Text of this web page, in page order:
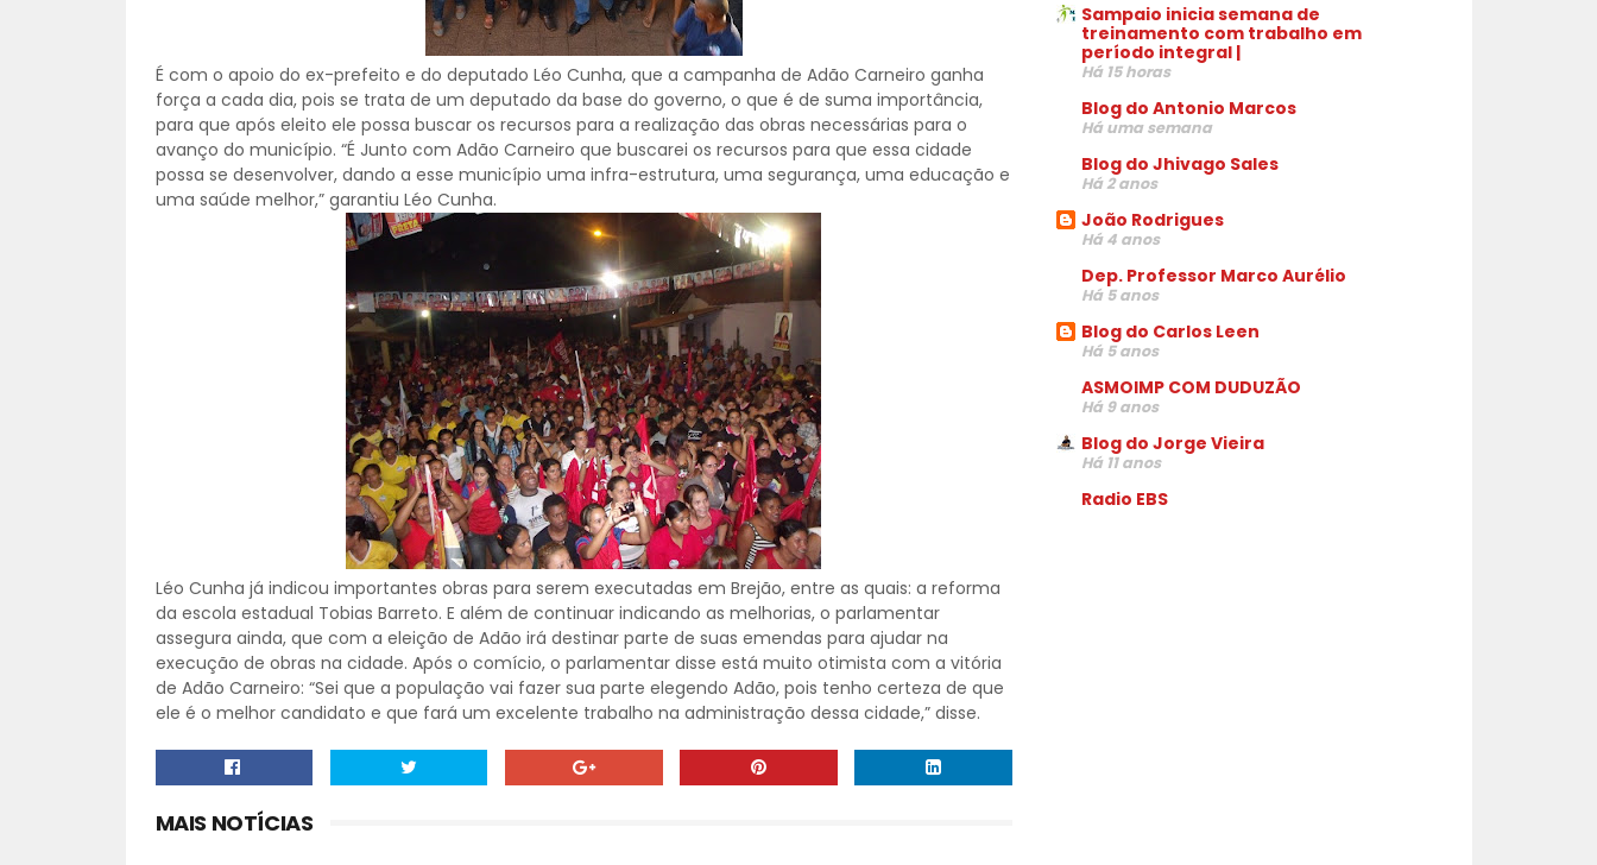
É com o apoio do ex-prefeito e do deputado Léo Cunha, que a campanha de Adão Carneiro ganha
força a cada dia, pois se trata de um deputado da base do governo, o que é de suma importância,
para que após eleito ele possa buscar os recursos para a realização das obras necessárias para o
avanço do município. “É Junto com Adão Carneiro que buscarei os recursos para que essa cidade
possa se desenvolver, dando a esse município uma infra-estrutura, uma segurança, uma educação e
uma saúde melhor,” garantiu Léo Cunha.
Léo Cunha já indicou importantes obras para serem executadas em Brejão, entre as quais: a reforma
da escola estadual Tobias Barreto. E além de continuar indicando as melhorias, o parlamentar
assegura ainda, que com a eleição de Adão irá destinar parte de suas emendas para ajudar na
execução de obras na cidade. Após o comício, o parlamentar disse está muito otimista com a vitória
de Adão Carneiro: “Sei que a população vai fazer sua parte elegendo Adão, pois tenho certeza de que
ele é o melhor candidato e que fará um excelente trabalho na administração dessa cidade,” disse.
MAIS NOTÍCIAS
Sampaio inicia semana de
treinamento com trabalho em
período integral |
Há 15 horas
Blog do Antonio Marcos
Há uma semana
Blog do Jhivago Sales
Há 2 anos
João Rodrigues
Há 4 anos
Dep. Professor Marco Aurélio
Há 5 anos
Blog do Carlos Leen
Há 5 anos
ASMOIMP COM DUDUZÃO
Há 9 anos
Blog do Jorge Vieira
Há 11 anos
Radio EBS